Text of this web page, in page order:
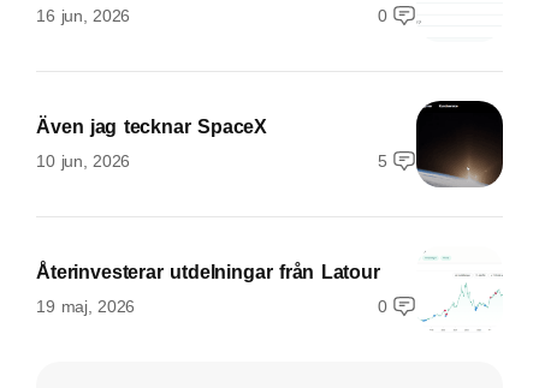
16 jun, 2026 0
Även jag tecknar SpaceX
10 jun, 2026 5
Återinvesterar utdelningar från Latour
19 maj, 2026 0